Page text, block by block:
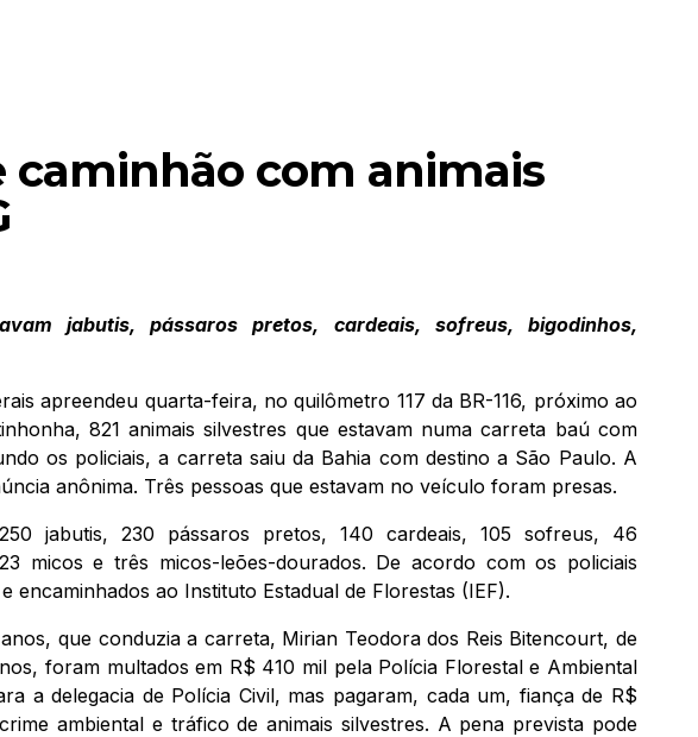
caminhão com animais
jabutis, pássaros pretos, cardeais, sofreus, bigodinhos,
apreendeu quarta-feira, no quilômetro 117 da BR-116, próximo ao
821 animais silvestres que estavam numa carreta baú com
os policiais, a carreta saiu da Bahia com destino a São Paulo. A
anônima. Três pessoas que estavam no veículo foram presas.
jabutis, 230 pássaros pretos, 140 cardeais, 105 sofreus, 46
micos e três micos-leões-dourados. De acordo com os policiais
encaminhados ao Instituto Estadual de Florestas (IEF).
que conduzia a carreta, Mirian Teodora dos Reis Bitencourt, de
foram multados em R$ 410 mil pela Polícia Florestal e Ambiental
a delegacia de Polícia Civil, mas pagaram, cada um, fiança de R$
ambiental e tráfico de animais silvestres. A pena prevista pode